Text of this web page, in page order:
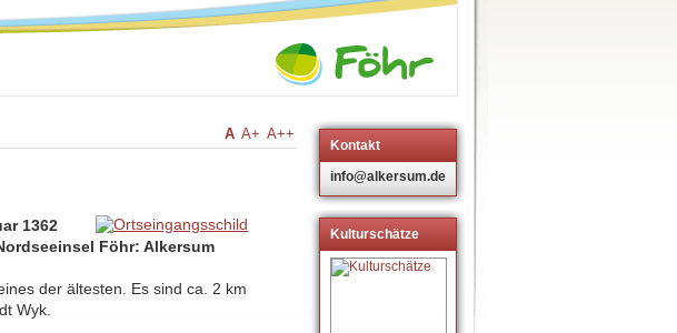
A A+ A++
1362
Föhr: Alkersum
der ältesten. Es sind ca. 2 km
Wyk.
Kontakt
info@alkersum.de
Kulturschätze